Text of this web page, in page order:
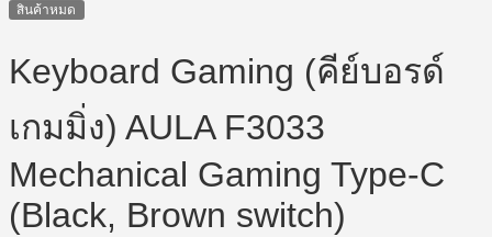
สินค้าหมด
Keyboard Gaming (คีย์บอรด์
เกมมิ่ง) AULA F3033
Mechanical Gaming Type-C
(Black, Brown switch)